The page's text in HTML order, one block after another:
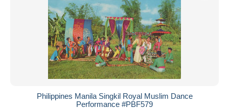
Philippines Manila Singkil Royal Muslim Dance
Performance #PBF579